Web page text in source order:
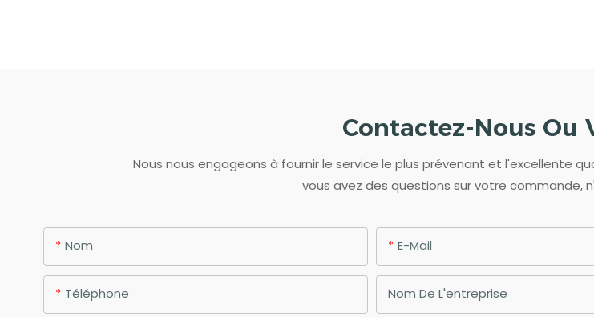
Contactez-Nous Ou
Nous nous engageons à fournir le service le plus prévenant et l'excellente
vous avez des questions sur votre commande,
Nom E-Mail
Téléphone Nom De L'entreprise